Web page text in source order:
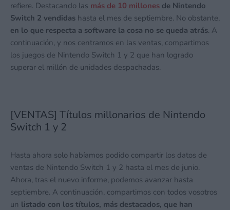
refiere. Destacando las más de 10 millones de Nintendo
Switch 2 vendidas hasta el mes de septiembre. No obstante,
en lo que respecta a software la cosa no se queda atrás. A
continuación, y nos centramos en las ventas, compartimos
los juegos de Nintendo Switch 1 y 2 que han logrado
superar el millón de unidades despachadas.
[VENTAS] Títulos millonarios de Nintendo
Switch 1 y 2
Hasta ahora solo habíamos podido compartir los datos de
ventas de Nintendo Switch 1 y 2 hasta el mes de junio.
Ahora, tras el nuevo informe, podemos avanzar hasta
septiembre. A continuación, compartimos con todos vosotros
un listado con los títulos, más destacados, que han